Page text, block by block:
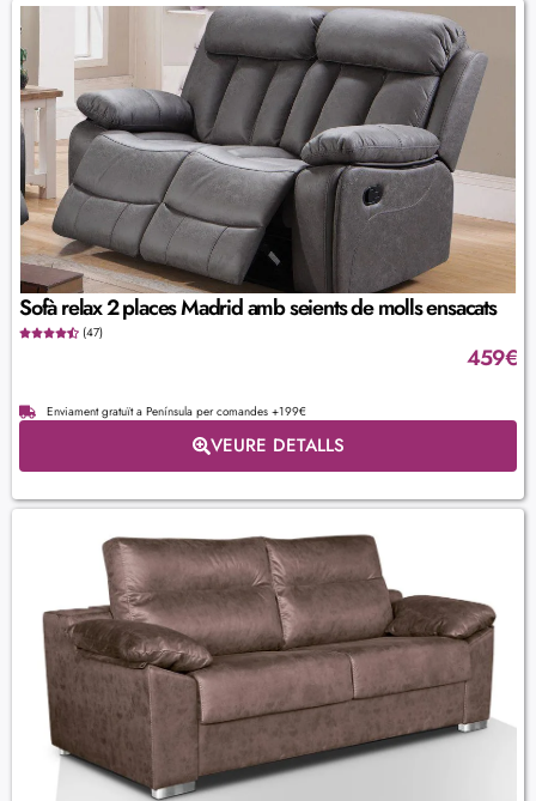
Sofà relax 2 places Madrid amb seients de molls ensacats
(47)
459€
Enviament gratuït a Península per comandes +199€
VEURE DETALLS